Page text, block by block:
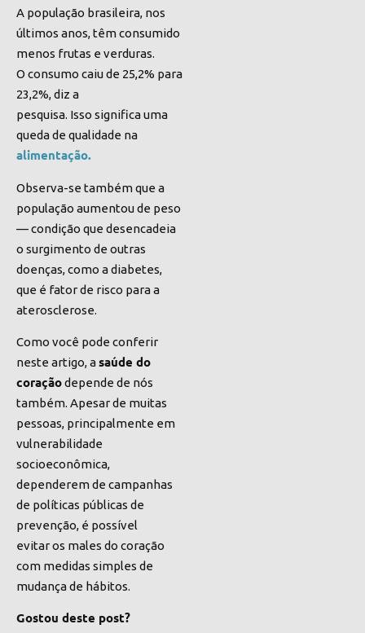
A população brasileira, nos
últimos anos, têm consumido
menos frutas e verduras.
O consumo caiu de 25,2% para
23,2%, diz a
pesquisa. Isso significa uma
queda de qualidade na
alimentação.
Observa-se também que a
população aumentou de peso
— condição que desencadeia
o surgimento de outras
doenças, como a diabetes,
que é fator de risco para a
aterosclerose.
Como você pode conferir
neste artigo, asaúde do
coraçãodepende de nós
também. Apesar de muitas
pessoas, principalmente em
vulnerabilidade
socioeconômica,
dependerem de campanhas
de políticas públicas de
prevenção, é possível
evitar os males do coração
com medidas simples de
mudança de hábitos.
Gostou deste post?